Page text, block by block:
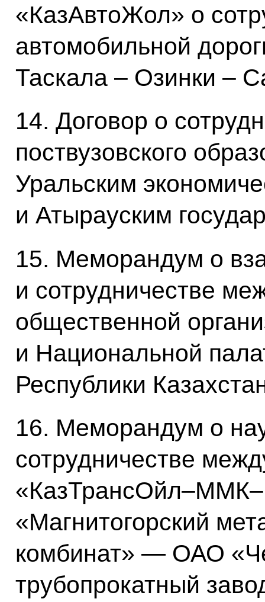
«КазАвтоЖол» о
автомобильной
Таскала – Озинки –
14. Договор о
поствузовского
Уральским
и Атырауским
15. Меморандум о
и сотрудничестве
общественной
и Национальной
Республики
16. Меморандум о
сотрудничестве
«Магнитогорский
комбинат» — ОАО
трубопрокатный